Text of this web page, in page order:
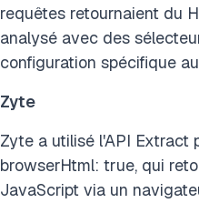
requêtes retournaient du
analysé avec des
configuration spécifique
Zyte
Zyte a utilisé l'API Extract
browserHtml: true, qui
JavaScript via un